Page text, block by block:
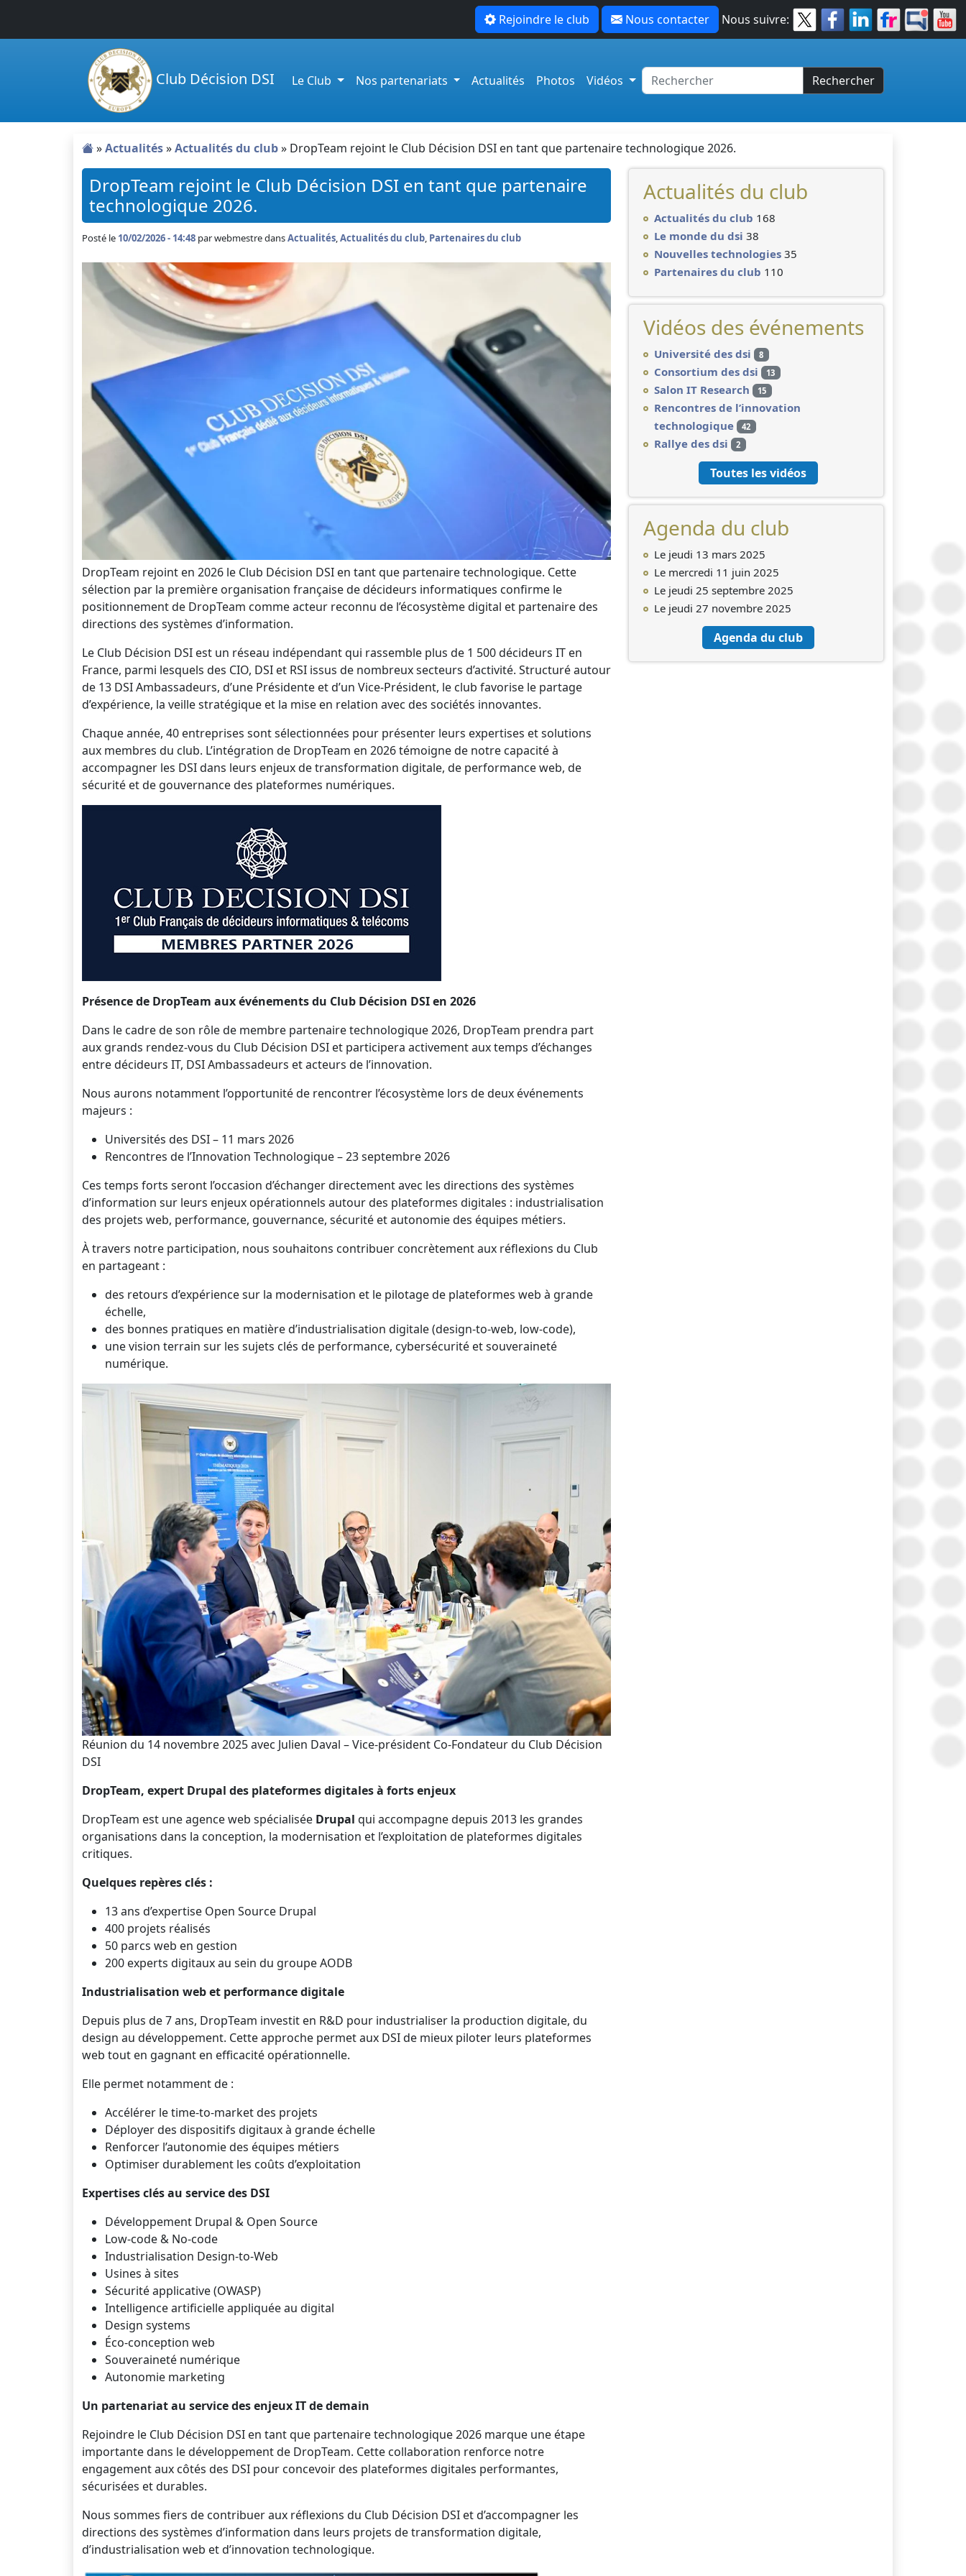
Rejoindre le club Nous contacter Nous suivre:
Club Décision DSI Le Club Nos partenariats Actualités Photos Vidéos Rechercher
»Actualités»Actualités du club» DropTeam rejoint le Club Décision DSI en tant que partenaire technologique 2026.
DropTeam rejoint le Club Décision DSI en tant que partenaire
technologique 2026.
Posté le 10/02/2026 - 14:48 parwebmestre dansActualités,Actualités du club, Partenaires du club
DropTeam rejoint en 2026 le Club Décision DSI en tant que partenaire technologique. Cette
sélection par la première organisation française de décideurs informatiques confirme le
positionnement de DropTeam comme acteur reconnu de l’écosystème digital et partenaire des
directions des systèmes d’information.
Le Club Décision DSI est un réseau indépendant qui rassemble plus de 1 500 décideurs IT en
France, parmi lesquels des CIO, DSI et RSI issus de nombreux secteurs d’activité. Structuré autour
de 13 DSI Ambassadeurs, d’une Présidente et d’un Vice-Président, le club favorise le partage
d’expérience, la veille stratégique et la mise en relation avec des sociétés innovantes.
Chaque année, 40 entreprises sont sélectionnées pour présenter leurs expertises et solutions
aux membres du club. L’intégration de DropTeam en 2026 témoigne de notre capacité à
accompagner les DSI dans leurs enjeux de transformation digitale, de performance web, de
sécurité et de gouvernance des plateformes numériques.
Présence de DropTeam aux événements du Club Décision DSI en 2026
Dans le cadre de son rôle de membre partenaire technologique 2026, DropTeam prendra part
aux grands rendez-vous du Club Décision DSI et participera activement aux temps d’échanges
entre décideurs IT, DSI Ambassadeurs et acteurs de l’innovation.
Nous aurons notamment l’opportunité de rencontrer l’écosystème lors de deux événements
majeurs :
Universités des DSI – 11 mars 2026
Rencontres de l’Innovation Technologique – 23 septembre 2026
Ces temps forts seront l’occasion d’échanger directement avec les directions des systèmes
d’information sur leurs enjeux opérationnels autour des plateformes digitales : industrialisation
des projets web, performance, gouvernance, sécurité et autonomie des équipes métiers.
À travers notre participation, nous souhaitons contribuer concrètement aux réflexions du Club
en partageant :
des retours d’expérience sur la modernisation et le pilotage de plateformes web à grande
échelle,
des bonnes pratiques en matière d’industrialisation digitale (design-to-web, low-code),
une vision terrain sur les sujets clés de performance, cybersécurité et souveraineté
numérique.
Réunion du 14 novembre 2025 avec Julien Daval – Vice-président Co-Fondateur du Club Décision
DSI
DropTeam, expert Drupal des plateformes digitales à forts enjeux
DropTeam est une agence web spécialisée Drupal qui accompagne depuis 2013 les grandes
organisations dans la conception, la modernisation et l’exploitation de plateformes digitales
critiques.
Quelques repères clés :
13 ans d’expertise Open Source Drupal
400 projets réalisés
50 parcs web en gestion
200 experts digitaux au sein du groupe AODB
Industrialisation web et performance digitale
Depuis plus de 7 ans, DropTeam investit en R&D pour industrialiser la production digitale, du
design au développement. Cette approche permet aux DSI de mieux piloter leurs plateformes
web tout en gagnant en efficacité opérationnelle.
Elle permet notamment de :
Accélérer le time-to-market des projets
Déployer des dispositifs digitaux à grande échelle
Renforcer l’autonomie des équipes métiers
Optimiser durablement les coûts d’exploitation
Expertises clés au service des DSI
Développement Drupal & Open Source
Low-code & No-code
Industrialisation Design-to-Web
Usines à sites
Sécurité applicative (OWASP)
Intelligence artificielle appliquée au digital
Design systems
Éco-conception web
Souveraineté numérique
Autonomie marketing
Un partenariat au service des enjeux IT de demain
Rejoindre le Club Décision DSI en tant que partenaire technologique 2026 marque une étape
importante dans le développement de DropTeam. Cette collaboration renforce notre
engagement aux côtés des DSI pour concevoir des plateformes digitales performantes,
sécurisées et durables.
Nous sommes fiers de contribuer aux réflexions du Club Décision DSI et d’accompagner les
directions des systèmes d’information dans leurs projets de transformation digitale,
d’industrialisation web et d’innovation technologique.
Actualités du club
Actualités du club 168
Le monde du dsi 38
Nouvelles technologies 35
Partenaires du club 110
Vidéos des événements
Université des dsi 8
Consortium des dsi 13
Salon IT Research 15
Rencontres de l’innovation
technologique
42
Rallye des dsi 2
Toutes les vidéos
Agenda du club
Le jeudi 13 mars 2025
Le mercredi 11 juin 2025
Le jeudi 25 septembre 2025
Le jeudi 27 novembre 2025
Agenda du club